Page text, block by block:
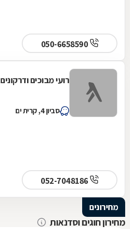
רועי מבוכים ודרקונים
סביון 4, קרית ים
מחירונים
מחירון חוגים וסדנאות